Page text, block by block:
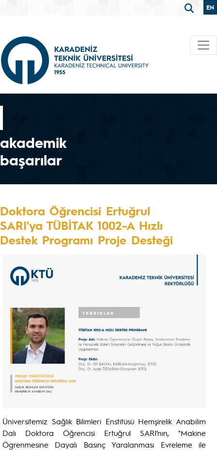
EN
akademik
başarılar
Doktora Öğrencisi Ertuğrul
SARI'ya TÜBİTAK 1002-A Hızlı
Destek Programı Proje Desteği
Üniversitemiz Sağlık Bilimleri Enstitüsü Hemşirelik Anabilim
Dalı Doktora Öğrencisi Ertuğrul SARI’nın, "Makine
Ögrenmesine Dayalı Basınç Yaralanması Evreleme ile